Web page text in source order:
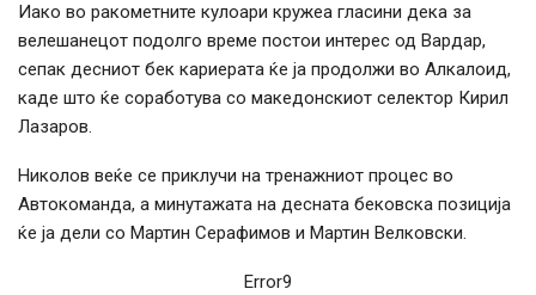
Иако во ракометните кулоари кружеа гласини дека за
велешанецот подолго време постои интерес од Вардар,
сепак десниот бек кариерата ќе ја продолжи во Алкалоид,
каде што ќе соработува со македонскиот селектор Кирил
Лазаров.
Николов веќе се приклучи на тренажниот процес во
Автокоманда, а минутажата на десната бековска позиција
ќе ја дели со Мартин Серафимов и Мартин Велковски.
Error9